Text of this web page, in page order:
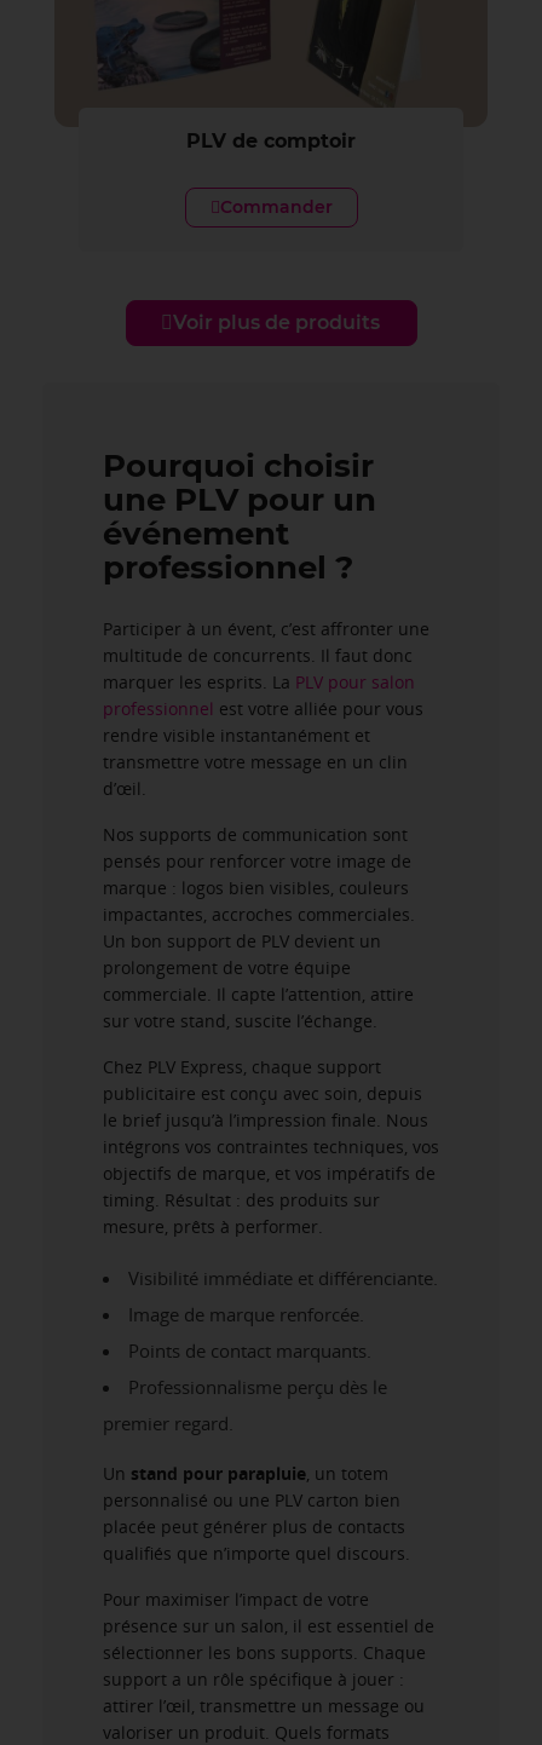
PLV de comptoir
Commander
Voir plus de produits
Pourquoi choisir
une PLV pour un
événement
professionnel ?
Participer à un évent, c’est affronter une
multitude de concurrents. Il faut donc
marquer les esprits. La PLV pour salon
professionnel est votre alliée pour vous
rendre visible instantanément et
transmettre votre message en un clin
d’œil.
Nos supports de communication sont
pensés pour renforcer votre image de
marque : logos bien visibles, couleurs
impactantes, accroches commerciales.
Un bon support de PLV devient un
prolongement de votre équipe
commerciale. Il capte l’attention, attire
sur votre stand, suscite l’échange.
Chez PLV Express, chaque support
publicitaire est conçu avec soin, depuis
le brief jusqu’à l’impression finale. Nous
intégrons vos contraintes techniques, vos
objectifs de marque, et vos impératifs de
timing. Résultat : des produits sur
mesure, prêts à performer.
Visibilité immédiate et différenciante.
Image de marque renforcée.
Points de contact marquants.
Professionnalisme perçu dès le
premier regard.
Un stand pour parapluie, un totem
personnalisé ou une PLV carton bien
placée peut générer plus de contacts
qualifiés que n’importe quel discours.
Pour maximiser l’impact de votre
présence sur un salon, il est essentiel de
sélectionner les bons supports. Chaque
support a un rôle spécifique à jouer :
attirer l’œil, transmettre un message ou
valoriser un produit. Quels formats